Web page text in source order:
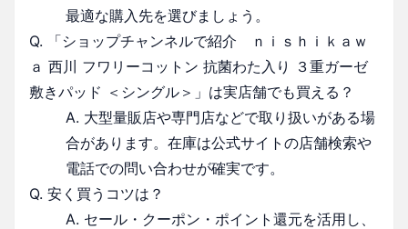
最適な購入先を選びましょう。
Q. 「ショップチャンネルで紹介 ｎｉｓｈｉｋａｗ
ａ 西川 フワリーコットン 抗菌わた入り ３重ガーゼ
敷きパッド ＜シングル＞」は実店舗でも買える？
A. 大型量販店や専門店などで取り扱いがある場
合があります。在庫は公式サイトの店舗検索や
電話での問い合わせが確実です。
Q. 安く買うコツは？
A. セール・クーポン・ポイント還元を活用し、